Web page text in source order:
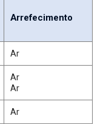
Arrefecimento
Ar
Ar
Ar
Ar